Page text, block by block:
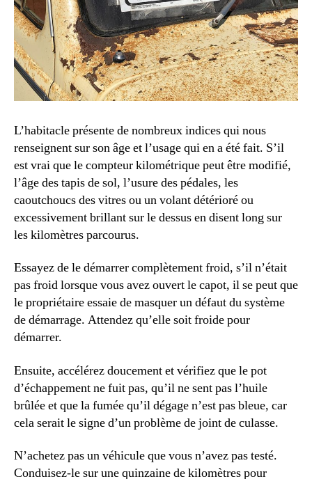
L’habitacle présente de nombreux indices qui nous
renseignent sur son âge et l’usage qui en a été fait. S’il
est vrai que le compteur kilométrique peut être modifié,
l’âge des tapis de sol, l’usure des pédales, les
caoutchoucs des vitres ou un volant détérioré ou
excessivement brillant sur le dessus en disent long sur
les kilomètres parcourus.
Essayez de le démarrer complètement froid, s’il n’était
pas froid lorsque vous avez ouvert le capot, il se peut que
le propriétaire essaie de masquer un défaut du système
de démarrage. Attendez qu’elle soit froide pour
démarrer.
Ensuite, accélérez doucement et vérifiez que le pot
d’échappement ne fuit pas, qu’il ne sent pas l’huile
brûlée et que la fumée qu’il dégage n’est pas bleue, car
cela serait le signe d’un problème de joint de culasse.
N’achetez pas un véhicule que vous n’avez pas testé.
Conduisez-le sur une quinzaine de kilomètres pour